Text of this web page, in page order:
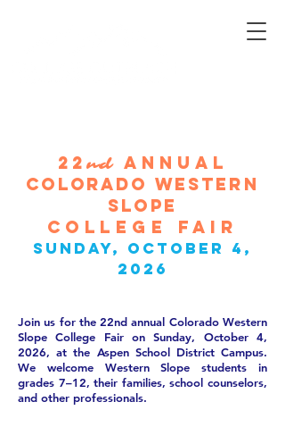
22nd annual
colorado western
slope
College fair
Sunday, October 4,
2026
Join us for the 22nd annual Colorado Western
Slope College Fair on Sunday, October 4,
2026, at the Aspen School District Campus.
We welcome Western Slope students in
grades 7–12, their families, school counselors,
and other professionals.